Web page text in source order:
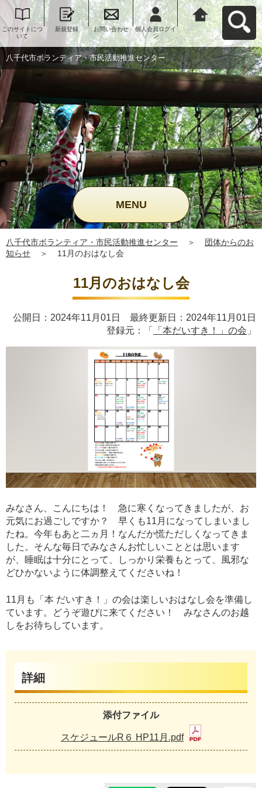
このサイトにつ
いて
新規登録 お問い合わせ
個人会員ログイ
ン
八千代市ボラン
ティア・市民活
動推進センター
へ戻る
八千代市ボランティア・市民活動推進センター
MENU
八千代市ボランティア・市民活動推進センター ＞
団体からのお
知らせ
＞ 11月のおはなし会
11月のおはなし会
公開日：2024年11月01日 最終更新日：2024年11月01日
登録元：「
「本だいすき！」の会 」
みなさん、こんにちは！ 急に寒くなってきましたが、お
元気にお過ごしですか？ 早くも11月になってしまいまし
たね。今年もあと二ヵ月！なんだか慌ただしくなってきま
した。そんな毎日でみなさんお忙しいこととは思います
が、睡眠は十分にとって、しっかり栄養もとって、風邪な
どひかないように体調整えてくださいね！
11月も「本 だいすき！」の会は楽しいおはなし会を準備し
ています。どうぞ遊びに来てください！ みなさんのお越
しをお待ちしています。
詳細
添付ファイル
スケジュールR６ HP11月.pdf